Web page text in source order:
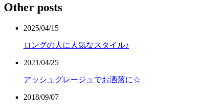
Other posts
2025/04/15
ロングの人に人気なスタイル♪
2021/04/25
アッシュグレージュでお洒落に☆
2018/09/07